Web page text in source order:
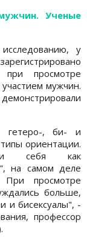
Ученые
у
при просмотре
мужчин.
гетеро-, би- и
ориентации.
себя как
на самом деле
При просмотре
больше,
и бисексуалы", -
профессор